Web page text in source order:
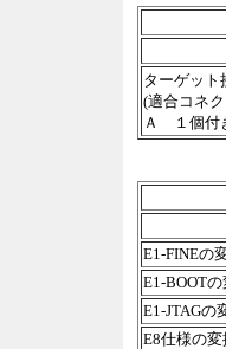
ターゲット
(適合コネ
Ａ １個付
E1-FINEの
E1-BOOT
E1-JTAGの
E8仕様の